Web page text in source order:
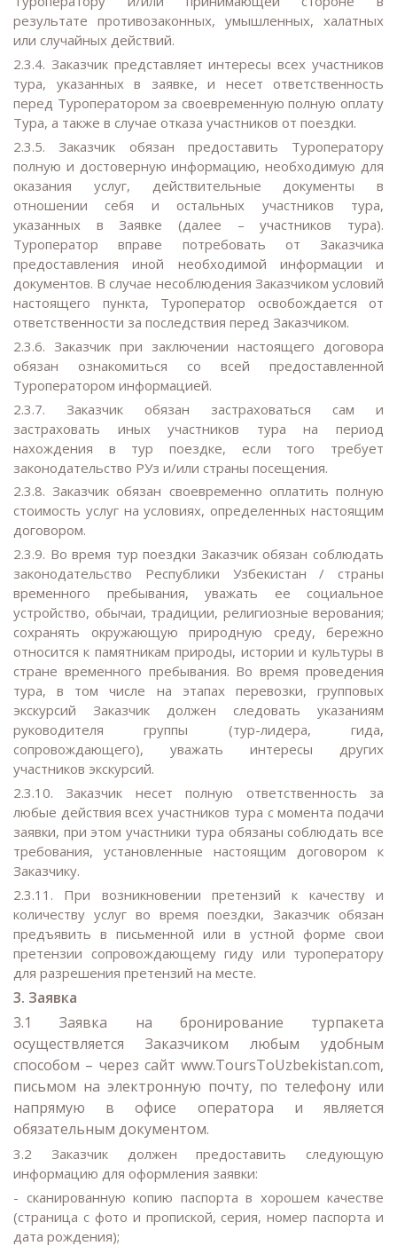
результате противозаконных, умышленных, халатных
или случайных действий.
2.3.4. Заказчик представляет интересы всех участников
тура, указанных в заявке, и несет ответственность
перед Туроператором за своевременную полную оплату
Тура, а также в случае отказа участников от поездки.
2.3.5. Заказчик обязан предоставить Туроператору
полную и достоверную информацию, необходимую для
оказания услуг, действительные документы в
отношении себя и остальных участников тура,
указанных в Заявке (далее – участников тура).
Туроператор вправе потребовать от Заказчика
предоставления иной необходимой информации и
документов. В случае несоблюдения Заказчиком условий
настоящего пункта, Туроператор освобождается от
ответственности за последствия перед Заказчиком.
2.3.6. Заказчик при заключении настоящего договора
обязан ознакомиться со всей предоставленной
Туроператором информацией.
2.3.7. Заказчик обязан застраховаться сам и
застраховать иных участников тура на период
нахождения в тур поездке, если того требует
законодательство РУз и/или страны посещения.
2.3.8. Заказчик обязан своевременно оплатить полную
стоимость услуг на условиях, определенных настоящим
договором.
2.3.9. Во время тур поездки Заказчик обязан соблюдать
законодательство Республики Узбекистан / страны
временного пребывания, уважать ее социальное
устройство, обычаи, традиции, религиозные верования;
сохранять окружающую природную среду, бережно
относится к памятникам природы, истории и культуры в
стране временного пребывания. Во время проведения
тура, в том числе на этапах перевозки, групповых
экскурсий Заказчик должен следовать указаниям
руководителя группы (тур-лидера, гида,
сопровождающего), уважать интересы других
участников экскурсий.
2.3.10. Заказчик несет полную ответственность за
любые действия всех участников тура с момента подачи
заявки, при этом участники тура обязаны соблюдать все
требования, установленные настоящим договором к
Заказчику.
2.3.11. При возникновении претензий к качеству и
количеству услуг во время поездки, Заказчик обязан
предъявить в письменной или в устной форме свои
претензии сопровождающему гиду или туроператору
для разрешения претензий на месте.
3. Заявка
3.1 Заявка на бронирование турпакета
осуществляется Заказчиком любым удобным
способом – через сайт www.ToursToUzbekistan.com,
письмом на электронную почту, по телефону или
напрямую в офисе оператора и является
обязательным документом.
3.2 Заказчик должен предоставить следующую
информацию для оформления заявки:
- сканированную копию паспорта в хорошем качестве
(страница с фото и пропиской, серия, номер паспорта и
дата рождения);